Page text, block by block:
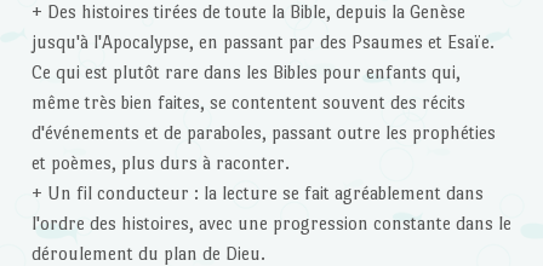
+ Des histoires tirées de toute la Bible, depuis la Genèse
jusqu'à l'Apocalypse, en passant par des Psaumes et Esaïe.
Ce qui est plutôt rare dans les Bibles pour enfants qui,
même très bien faites, se contentent souvent des récits
d'événements et de paraboles, passant outre les prophéties
et poèmes, plus durs à raconter.
+ Un fil conducteur : la lecture se fait agréablement dans
l'ordre des histoires, avec une progression constante dans le
déroulement du plan de Dieu.